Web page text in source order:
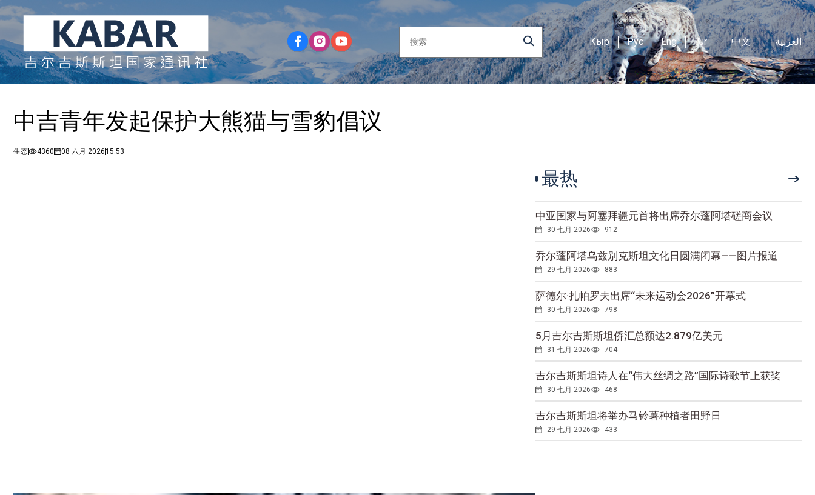
Кыр Рус Eng Tur 中文 العربية
中吉青年发起保护大熊猫与雪豹倡议
生态 4360 08 六月 202615:53
最热
中亚国家与阿塞拜疆元首将出席乔尔蓬阿塔磋商会议
30 七月 2026 912
乔尔蓬阿塔乌兹别克斯坦文化日圆满闭幕——图片报道
29 七月 2026 883
萨德尔·扎帕罗夫出席“未来运动会2026”开幕式
30 七月 2026 798
5月吉尔吉斯斯坦侨汇总额达2.879亿美元
31 七月 2026 704
吉尔吉斯斯坦诗人在“伟大丝绸之路”国际诗歌节上获奖
30 七月 2026 468
吉尔吉斯斯坦将举办马铃薯种植者田野日
29 七月 2026 433